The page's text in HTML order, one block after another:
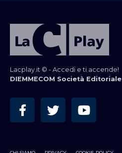
Lacplay.it © - Accedi e ti accende!
DIEMMECOM Società Editoriale